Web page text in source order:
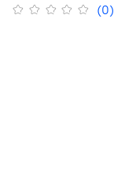
(0)